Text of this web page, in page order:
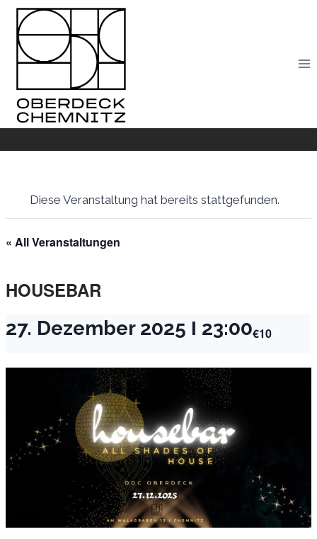
Skip
content
Diese Veranstaltung hat bereits stattgefunden.
« All Veranstaltungen
HOUSEBAR
27. Dezember 2025 Ι 23:00€10